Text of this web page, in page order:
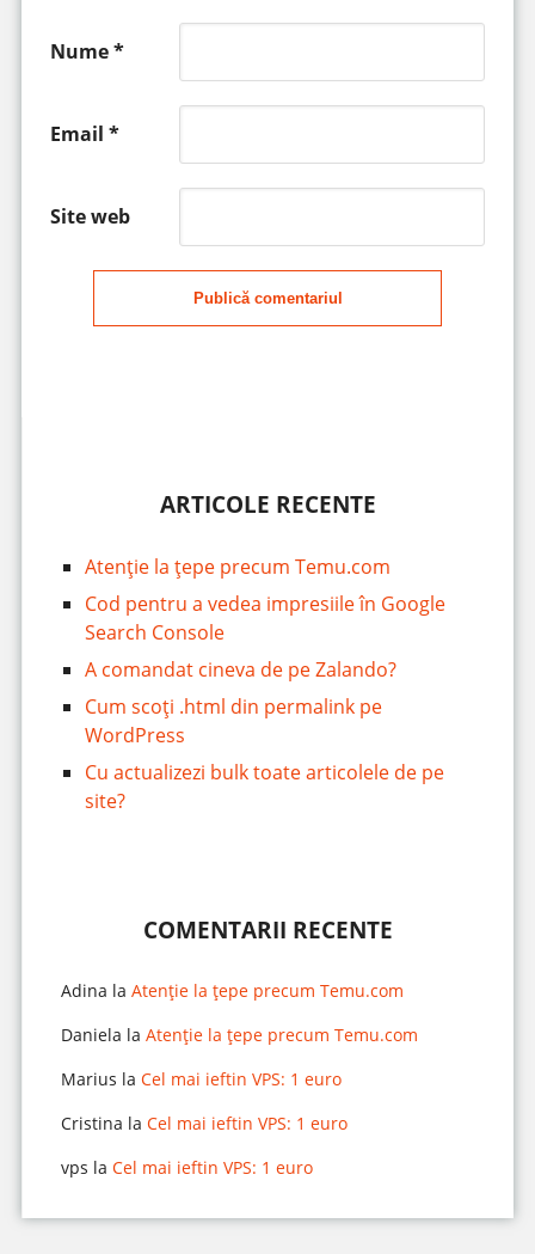
Nume*
Email *
Site web
Publică comentariul
ARTICOLE RECENTE
Atenție la țepe precum Temu.com
Cod pentru a vedea impresiile în Google
Search Console
A comandat cineva de pe Zalando?
Cum scoți .html din permalink pe
WordPress
Cu actualizezi bulk toate articolele de pe
site?
COMENTARII RECENTE
Adina la Atenție la țepe precum Temu.com
Daniela la Atenție la țepe precum Temu.com
Marius la Cel mai ieftin VPS: 1 euro
Cristina la Cel mai ieftin VPS: 1 euro
vps la Cel mai ieftin VPS: 1 euro